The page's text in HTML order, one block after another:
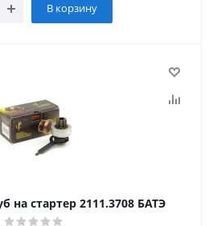
В корзину
на стартер 2111.3708 БАТЭ